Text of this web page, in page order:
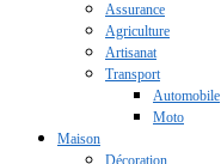
Assurance
Agriculture
Artisanat
Transport
Automobile
Moto
Maison
Décoration